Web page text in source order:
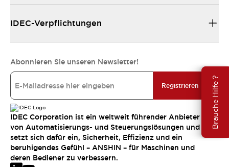
Brauche Hilfe ?
IDEC-Verpflichtungen
Abonnieren Sie unseren Newsletter!
Registrieren
IDEC Corporation ist ein weltweit führender Anbieter
von Automatisierungs- und Steuerungslösungen und
setzt sich dafür ein, Sicherheit, Effizienz und ein
beruhigendes Gefühl – ANSHIN – für Maschinen und
deren Bediener zu verbessern.